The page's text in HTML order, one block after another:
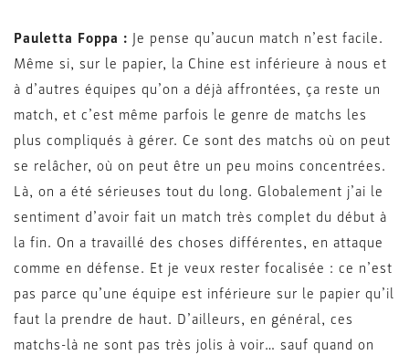
Pauletta Foppa : Je pense qu’aucun match n’est facile.
Même si, sur le papier, la Chine est inférieure à nous et
à d’autres équipes qu’on a déjà affrontées, ça reste un
match, et c’est même parfois le genre de matchs les
plus compliqués à gérer. Ce sont des matchs où on peut
se relâcher, où on peut être un peu moins concentrées.
Là, on a été sérieuses tout du long. Globalement j’ai le
sentiment d’avoir fait un match très complet du début à
la fin. On a travaillé des choses différentes, en attaque
comme en défense. Et je veux rester focalisée : ce n’est
pas parce qu’une équipe est inférieure sur le papier qu’il
faut la prendre de haut. D’ailleurs, en général, ces
matchs-là ne sont pas très jolis à voir… sauf quand on